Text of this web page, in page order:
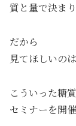
質と量で決ま
だから
見てほしいの
こういった糖
セミナーを開催